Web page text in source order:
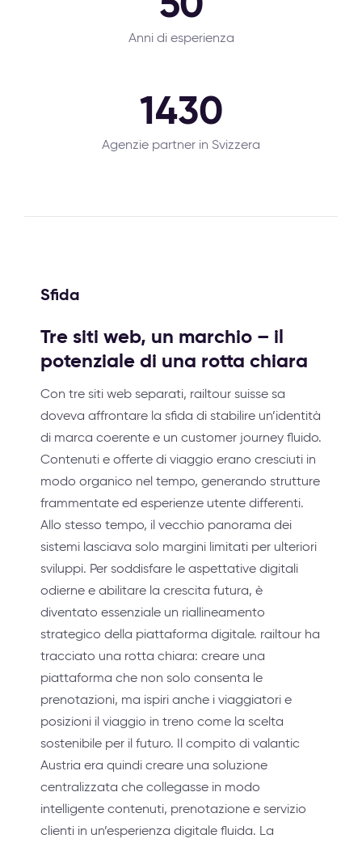
Anni di esperienza
1430
Agenzie partner in Svizzera
Sfida
Tre siti web, un marchio – il
potenziale di una rotta chiara
Con tre siti web separati, railtour suisse sa
doveva affrontare la sfida di stabilire un’identità
di marca coerente e un customer journey fluido.
Contenuti e offerte di viaggio erano cresciuti in
modo organico nel tempo, generando strutture
frammentate ed esperienze utente differenti.
Allo stesso tempo, il vecchio panorama dei
sistemi lasciava solo margini limitati per ulteriori
sviluppi. Per soddisfare le aspettative digitali
odierne e abilitare la crescita futura, è
diventato essenziale un riallineamento
strategico della piattaforma digitale. railtour ha
tracciato una rotta chiara: creare una
piattaforma che non solo consenta le
prenotazioni, ma ispiri anche i viaggiatori e
posizioni il viaggio in treno come la scelta
sostenibile per il futuro. Il compito di valantic
Austria era quindi creare una soluzione
centralizzata che collegasse in modo
intelligente contenuti, prenotazione e servizio
clienti in un’esperienza digitale fluida. La